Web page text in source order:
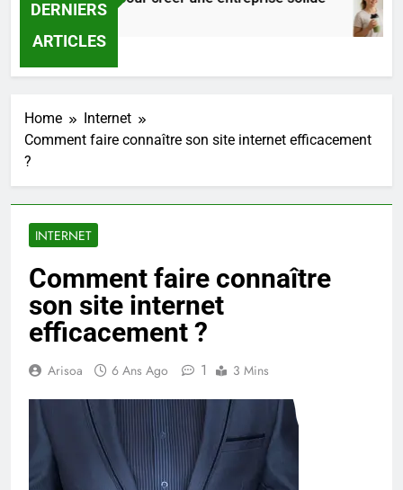
DERNIERS
ARTICLES
Heures Ago
Home
Internet
Comment faire connaître son site internet efficacement
?
INTERNET
Comment faire connaître
son site internet
efficacement ?
Arisoa 6 Ans Ago 1 3 Mins